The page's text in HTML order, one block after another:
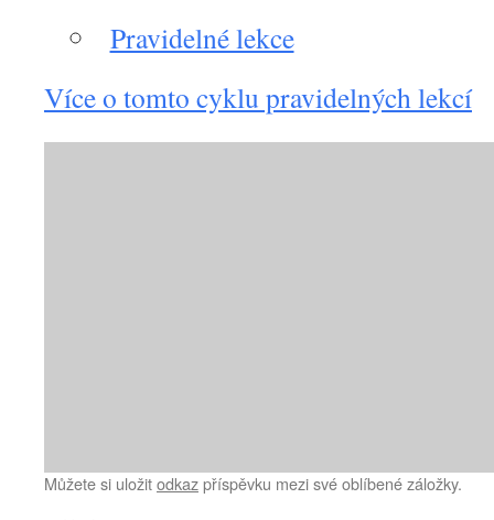
Pravidelné lekce
Více o tomto cyklu pravidelných lekcí
Můžete si uložitodkazpříspěvku mezi své oblíbené záložky.